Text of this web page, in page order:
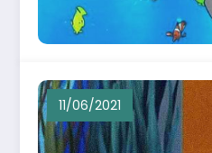
11/06/2021